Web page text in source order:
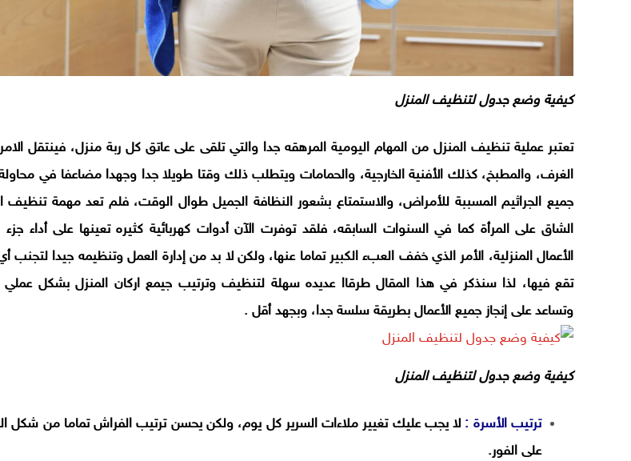
كيفية وضع جدول لتنظيف المنزل
تعتبر عملية تنظيف المنزل من المهام اليومية المرهقه جدا والتي تلقى على عاتق كل ربة منزل، فينتقل
الغرف، والمطبخ، كذلك الأفنية الخارجية، والحمامات ويتطلب ذلك وقتا طويلا جدا وجهدا مضاعفا في
جميع الجراثيم المسببة للأمراض، والاستمتاع بشعور النظافة الجميل طوال الوقت، فلم تعد مهمة تنظيف
الشاق على المرأة كما في السنوات السابقه، فلقد توفرت الآن أدوات كهربائية كثيره تعينها على أداء
الأعمال المنزلية، الأمر الذي خفف العبء الكبير تماما عنها، ولكن لا بد من إدارة العمل وتنظيمه جيدا لتجنب
تقع فيها، لذا سنذكر في هذا المقال طرقاا عديده سهلة لتنظيف وترتيب جيمع اركان المنزل بشكل
وتساعد على إنجاز جميع الأعمال بطريقة سلسة جدا، وبجهد أقل .
كيفية وضع جدول لتنظيف المنزل
ترتيب الأسرة : لا يجب عليك تغيير ملاءات السرير كل يوم، ولكن يحسن ترتيب الفراش تماما من شكل
على الفور.